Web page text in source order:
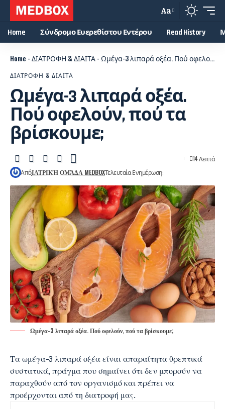
Aa
Home Σύνδρομο Ευερεθίστου Εντέρου Read History
Home -ΔΙΑΤΡΟΦΗ & ΔΙΑΙΤΑ- Ωμέγα-3 λιπαρά οξέα. Πού οφελούν, πού τα βρίσκουμε;
ΔΙΑΤΡΟΦΗ & ΔΙΑΙΤΑ
Ωμέγα-3 λιπαρά οξέα.
Πού οφελούν, πού τα
βρίσκουμε;
ΑπόΙΑΤΡΙΚΉ ΟΜΆΔΑ MEDBOXΤελευταία Ενημέρωση:
14 Λεπτά
Ωμέγα-3 λιπαρά οξέα. Πού οφελούν, πού τα βρίσκουμε;
Ταωμέγα-3 λιπαρά οξέαείναι απαραίτητα θρεπτικά
συστατικά, πράγμα που σημαίνει ότι δεν μπορούν να
παραχθούν από τον οργανισμό και πρέπει να
προέρχονται από τη διατροφή μας.